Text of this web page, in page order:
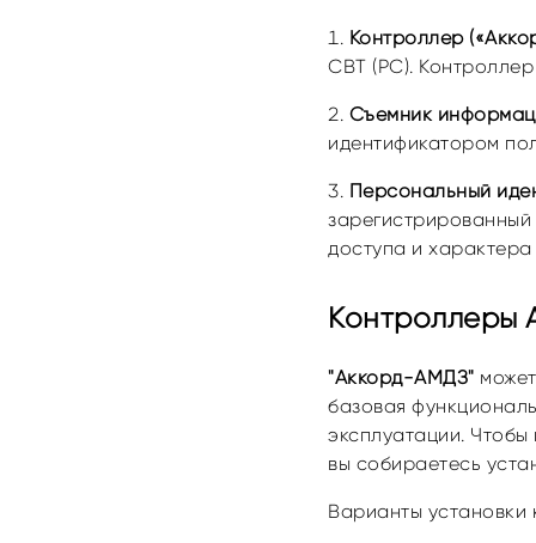
Контроллер
СВТ (РС).
Съемник
идентификатором
Персональный
доступа и
Контроллеры
"Аккорд-АМДЗ"
базовая
эксплуатации.
вы собираетесь
Варианты установки